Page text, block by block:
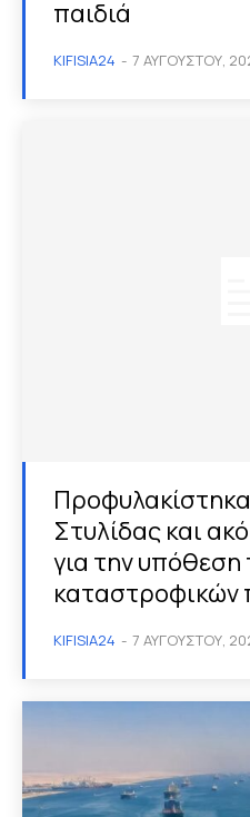
παιδιά
KIFISIA24 - 7 ΑΥΓΟΎΣΤΟΥ,
Στυλίδας και
για την υπόθεση
καταστροφικών
KIFISIA24 - 7 ΑΥΓΟΎΣΤΟΥ,